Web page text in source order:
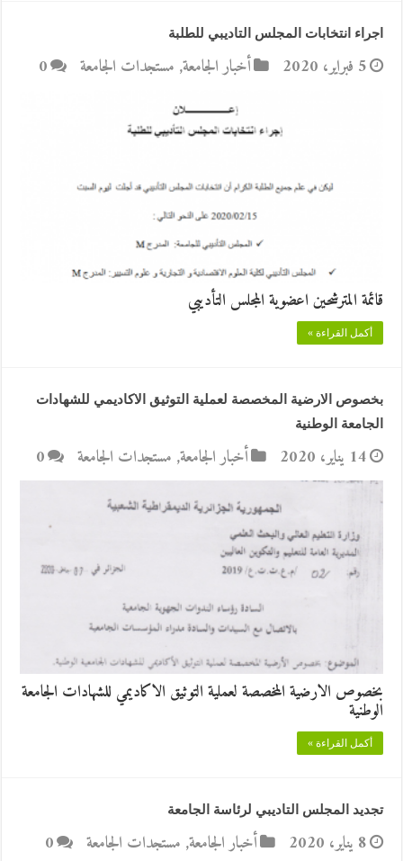
اجراء انتخابات المجلس التاديبي للطلبة
5 فبراير، 2020 أخبار الجامعة, مستجدات الجامعة 0
قائمة المترشحين اعضوية المجلس التأديبي
أكمل القراءة »
بخصوص الارضية المخصصة لعملية التوثيق الاكاديمي للشهادات
الجامعة الوطنية
14 يناير، 2020 أخبار الجامعة, مستجدات الجامعة 0
بخصوص الارضية المخصصة لعملية التوثيق الاكاديمي للشهادات الجامعة
الوطنية
أكمل القراءة »
تجديد المجلس التاديبي لرئاسة الجامعة
8 يناير، 2020 أخبار الجامعة, مستجدات الجامعة 0